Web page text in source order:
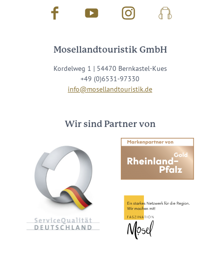
Facebook Youtube InstagramPodcast
Mosellandtouristik GmbH
Kordelweg 1 | 54470 Bernkastel-Kues
+49 (0)6531-97330
info@mosellandtouristik.de
Wir sind Partner von